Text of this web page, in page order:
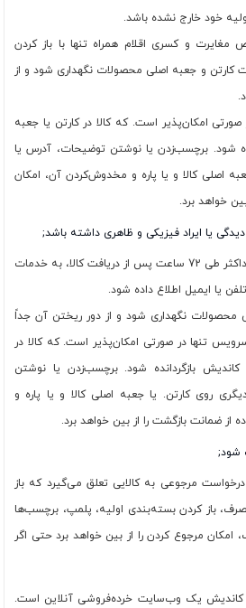
خود خارج نشده باشد.
و کسری اقلام همراه تنها با باز کردن
کارتن و جعبه اصلی محصولات نگهداری شود و از
امکان‌پذیر است. که کالا در کارتن یا جعبه
شود. برچسب‌زدن یا نوشتن توضیحات، آدرس یا
اصلی کالا و یا پاره و مخدوش‌کردن آن، امکان
خواهد برد.
یا ایراد فیزیکی و ظاهری داشته باشد;
– آسیب‏‏ یا ایراد فیزیکی باید حداکثر طی 72 ساعت پس از دریافت کالا، به خدمات
یا ایمیل اطلاع داده شود.
محصولات نگهداری شود و از دور ریختن آن جداً
تنها در صورتی امکان‌پذیر است. که کالا در
بازگردانده شود. برچسب‌زدن یا نوشتن
روی کارتن. یا جعبه اصلی کالا و یا پاره و
ضمانت بازگشت را از بین خواهد برد.
شود;
و درخواست مرجوعی به کالایی تعلق می‌گیرد که باز
باز کردن بسته‌بندی اولیه، پلمپ، برچسب‌ها
مرجوع کردن را از بین خواهد برد حتی اگر
سایت کاندیش یک وب‌سایت خرده‌فروشی آنلاین است.